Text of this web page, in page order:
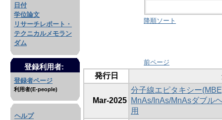
日付
学位論文
リサーチレポート・
テクニカルメモラン
ダム
登録利用者:
登録者ページ
利用者(E-people)
ヘルプ
降順ソート
前ページ
発行日
Mar-2025
分子線エピタキシー
MnAs/InAs/MnAsダブル
用